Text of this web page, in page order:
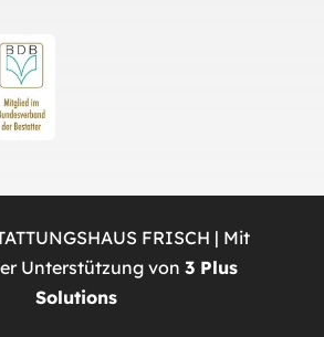
FRISCH | Mit
Unterstützung von3 Plus
Solutions